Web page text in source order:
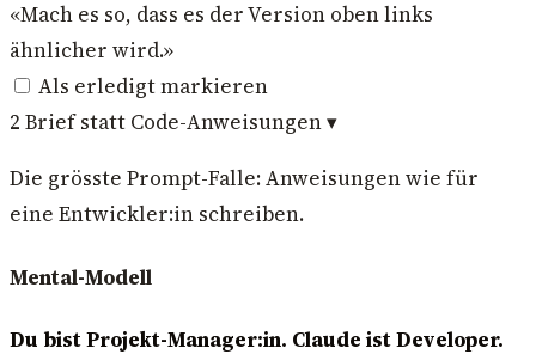
«Mach es so, dass es der Version oben links
ähnlicher wird.»
Als erledigt markieren
2 Brief statt Code-Anweisungen▾
Die grösste Prompt-Falle: Anweisungen wie für
eine Entwickler:in schreiben.
Mental-Modell
Du bist Projekt-Manager:in. Claude ist Developer.